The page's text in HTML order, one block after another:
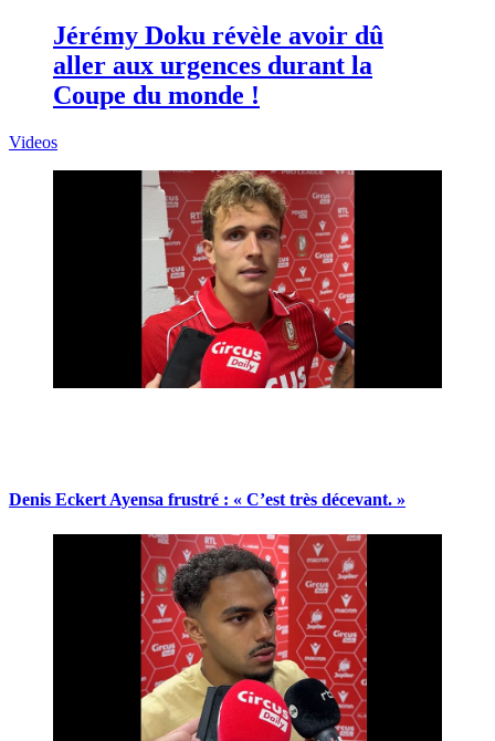
Jérémy Doku révèle avoir dû
aller aux urgences durant la
Coupe du monde !
Videos
Denis Eckert Ayensa frustré : « C’est très décevant. »